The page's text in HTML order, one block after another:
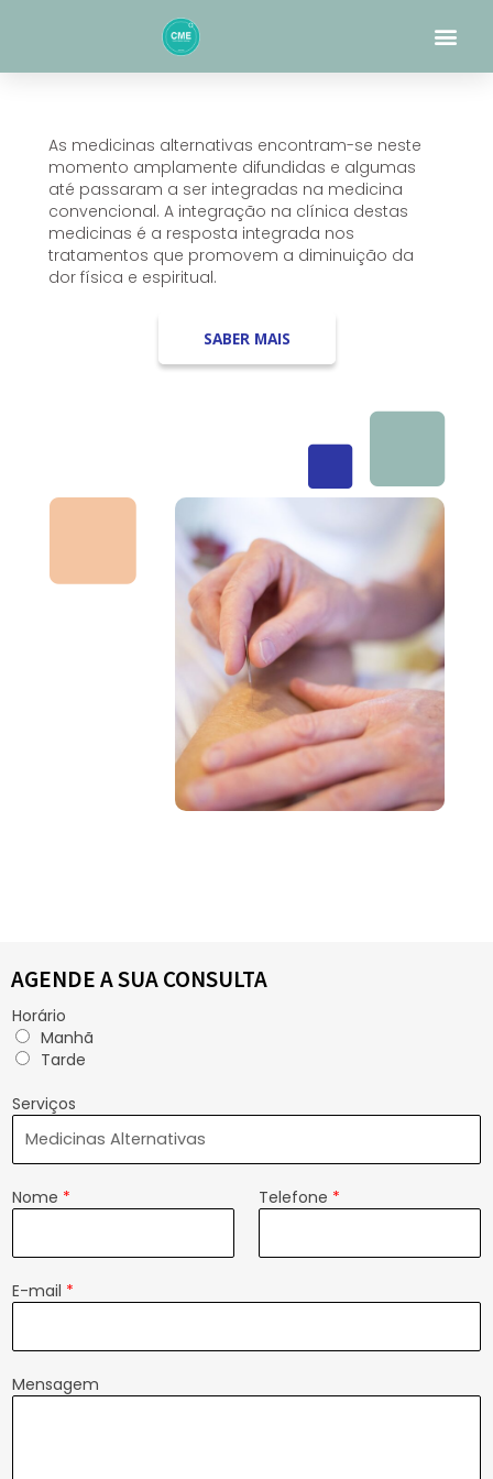
As medicinas alternativas encontram-se neste
momento amplamente difundidas e algumas
até passaram a ser integradas na medicina
convencional. A integração na clínica destas
medicinas é a resposta integrada nos
tratamentos que promovem a diminuição da
dor física e espiritual.
SABER MAIS
AGENDE A SUA CONSULTA
Horário
Manhã
Tarde
Serviços
Nome * Telefone *
E-mail *
Mensagem